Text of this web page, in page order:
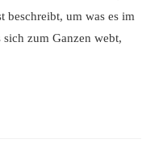
beschreibt, um was es im
zum Ganzen webt,